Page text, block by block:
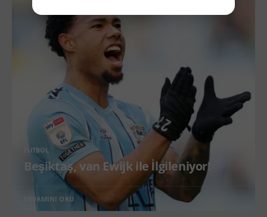
FUTBOL
Beşiktaş, van Ewijk ile İlgileniyor!
DEVAMINI OKU